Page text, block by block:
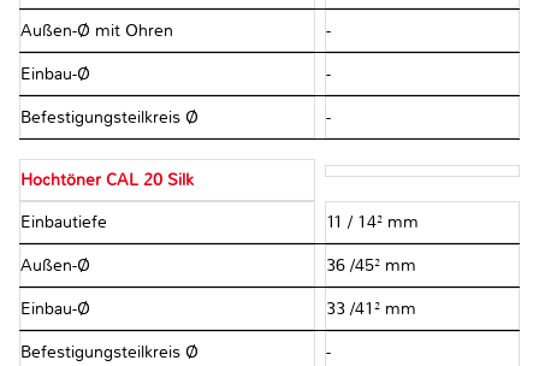
Außen-Ø mit Ohren -
Einbau-Ø -
Befestigungsteilkreis Ø -
Hochtöner CAL 20 Silk
Einbautiefe 11 / 14² mm
Außen-Ø 36 /45² mm
Einbau-Ø 33 /41² mm
Befestigungsteilkreis Ø -